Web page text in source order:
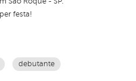
festa!
debutante